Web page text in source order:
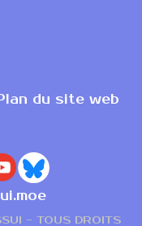
du site web
- TOUS DROITS